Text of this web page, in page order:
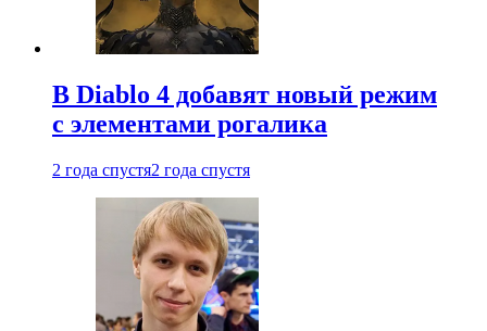
В Diablo 4 добавят новый режим
с элементами рогалика
2 года спустя2 года спустя